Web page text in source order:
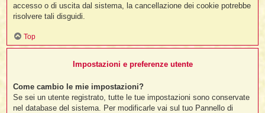
accesso o di uscita dal sistema, la cancellazione dei cookie potrebbe
risolvere tali disguidi.
Top
Impostazioni e preferenze utente
Come cambio le mie impostazioni?
Se sei un utente registrato, tutte le tue impostazioni sono conservate
nel database del sistema. Per modificarle vai sul tuo Pannello di